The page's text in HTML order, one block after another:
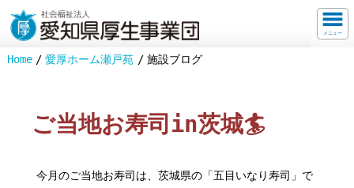
メニュー
Home 愛厚ホーム瀬戸苑 施設ブログ
ご当地お寿司in茨城🏄
今月のご当地お寿司は、茨城県の「五目いなり寿司」で